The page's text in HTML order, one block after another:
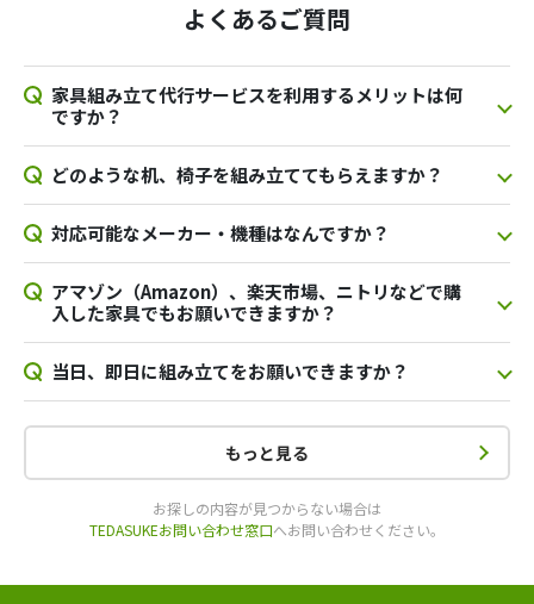
よくあるご質問
家具組み立て代行サービスを利用するメリットは何
ですか？
どのような机、椅子を組み立ててもらえますか？
対応可能なメーカー・機種はなんですか？
アマゾン（Amazon）、楽天市場、ニトリなどで購
入した家具でもお願いできますか？
当日、即日に組み立てをお願いできますか？
もっと見る
お探しの内容が見つからない場合は
TEDASUKEお問い合わせ窓口へお問い合わせください。